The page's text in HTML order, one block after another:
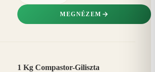
MEGNÉZEM
1 Kg Compastor-Giliszta